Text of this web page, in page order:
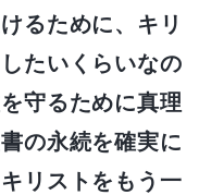
るために、キリ
たいくらいなの
守るために真理
の永続を確実に
リストをもう一